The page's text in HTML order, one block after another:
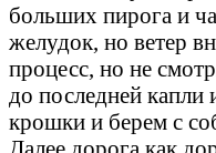
больших пирога и
желудок, но ветер
процесс, но не
до последней капли
крошки и берем с
Далее дорога как